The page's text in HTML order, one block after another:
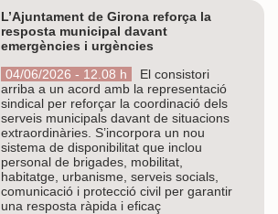
L’Ajuntament de Girona reforça la
resposta municipal davant
emergències i urgències
04/06/2026 - 12.08 h
El consistori
arriba a un acord amb la representació
sindical per reforçar la coordinació dels
serveis municipals davant de situacions
extraordinàries. S’incorpora un nou
sistema de disponibilitat que inclou
personal de brigades, mobilitat,
habitatge, urbanisme, serveis socials,
comunicació i protecció civil per garantir
una resposta ràpida i eficaç